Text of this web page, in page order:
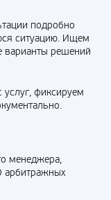
подробно
ситуацию. Ищем
варианты решений
фиксируем
менеджера,
арбитражных